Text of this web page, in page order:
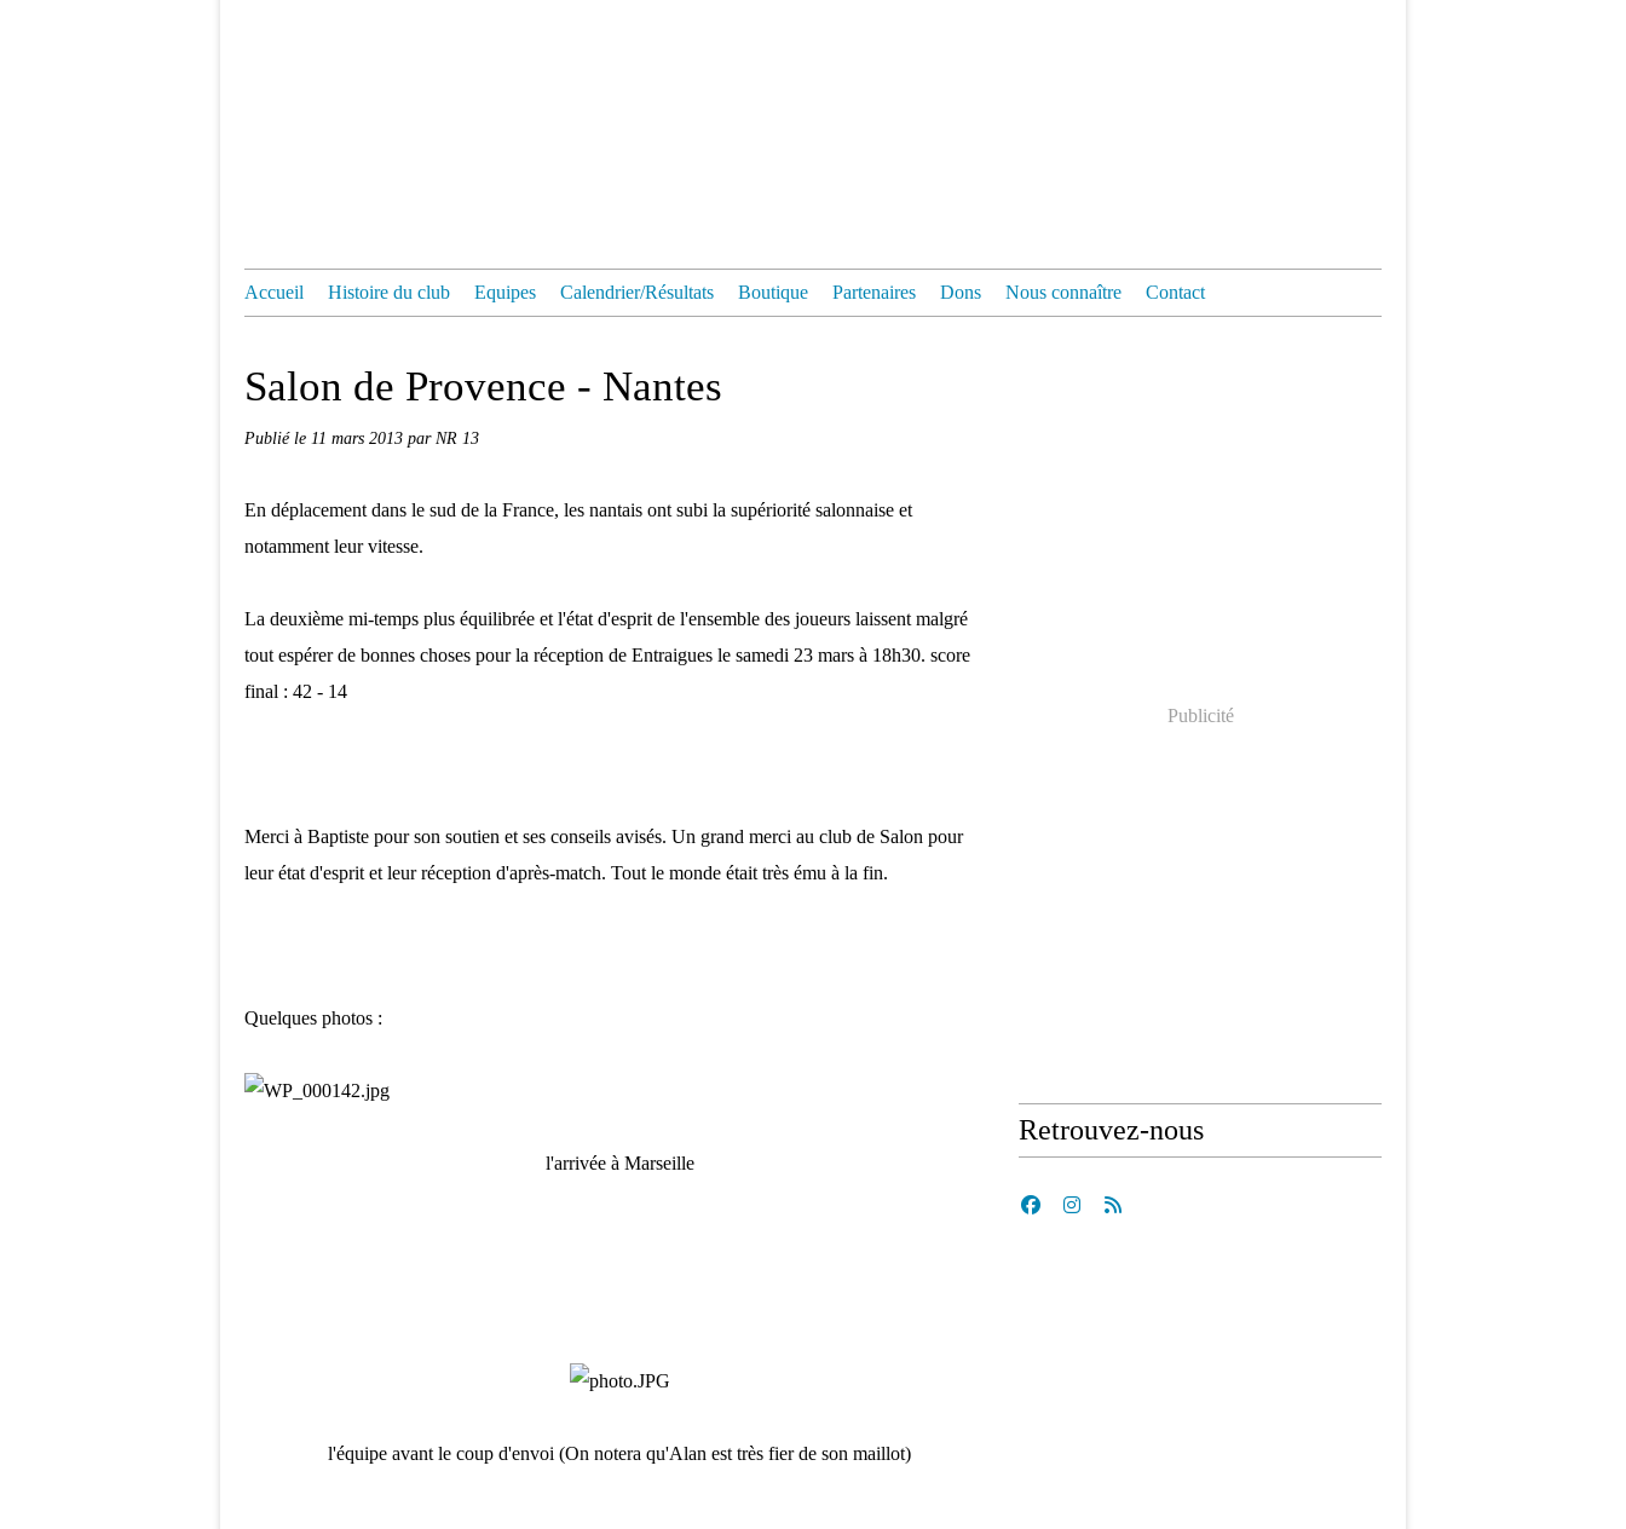
Accueil Histoire du club Equipes Calendrier/Résultats Boutique Partenaires Dons Nous connaître Contact
Salon de Provence - Nantes
Publié le 11 mars 2013 par NR 13
En déplacement dans le sud de la France, les nantais ont subi la supériorité salonnaise et
notamment leur vitesse.
La deuxième mi-temps plus équilibrée et l'état d'esprit de l'ensemble des joueurs laissent malgré
tout espérer de bonnes choses pour la réception de Entraigues le samedi 23 mars à 18h30. score
final : 42 - 14
Merci à Baptiste pour son soutien et ses conseils avisés. Un grand merci au club de Salon pour
leur état d'esprit et leur réception d'après-match. Tout le monde était très ému à la fin.
Quelques photos :
l'arrivée à Marseille
l'équipe avant le coup d'envoi (On notera qu'Alan est très fier de son maillot)
Publicité
Retrouvez-nous